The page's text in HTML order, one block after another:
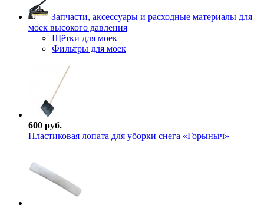
Запчасти, аксессуары и расходные материалы для
моек высокого давления
Щётки для моек
Фильтры для моек
600 руб.
Пластиковая лопата для уборки снега «Горыныч»